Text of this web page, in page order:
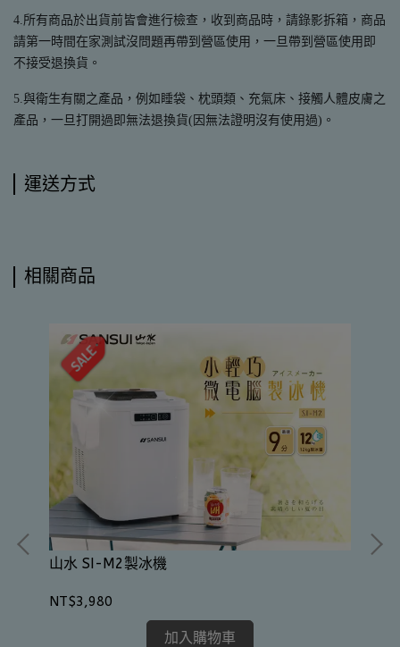
4.所有商品於出貨前皆會進行檢查，收到商品時，請錄影拆箱，商品
請第一時間在家測試沒問題再帶到營區使用，一旦帶到營區使用即
不接受退換貨。
5.與衛生有關之產品，例如睡袋、枕頭類、充氣床、接觸人體皮膚之
產品，一旦打開過即無法退換貨(因無法證明沒有使用過)。
運送方式
相關商品
山水 SI-M2製冰機
NT$3,980
加入購物車